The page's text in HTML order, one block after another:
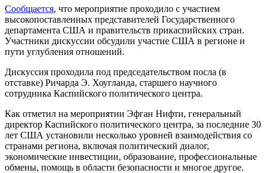
Сообщается, что мероприятие проходило с участием
высокопоставленных представителей Государственного
департамента США и правительств прикаспийских стран.
Участники дискуссии обсудили участие США в регионе и
пути углубления отношений.
Дискуссия проходила под председательством посла (в
отставке) Ричарда Э. Хоугланда, старшего научного
сотрудника Каспийского политического центра.
Как отметил на мероприятии Эфган Нифти, генеральный
директор Каспийского политического центра, за последние 30
лет США установили несколько уровней взаимодействия со
странами региона, включая политический диалог,
экономические инвестиции, образование, профессиональные
обмены, помощь в области безопасности и многое другое.